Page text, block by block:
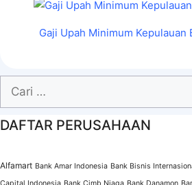
Gaji Upah Minimum Kepulauan
Cari
DAFTAR PERUSAHAAN
Alfamart Bank Amar Indonesia Bank Bisnis